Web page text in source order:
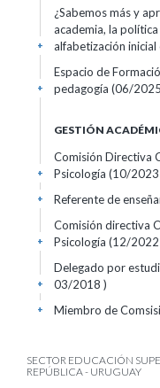
¿Sabemos más y
academia, la
alfabetización
+
Espacio de
pedagogía (06/
+
GESTIÓN
Comisión Directiva
Psicología (10/2023
+
Referente de
+
Comisión directiva
Psicología (12/
+
Delegado por
03/2018 )
+
Miembro de
+
SECTOR EDUCACIÓN
REPÚBLICA - URUGUAY